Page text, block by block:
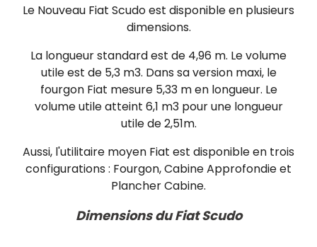
Le Nouveau Fiat Scudo est disponible en plusieurs
dimensions.
La longueur standard est de 4,96 m. Le volume
utile est de 5,3 m3. Dans sa version maxi, le
fourgon Fiat mesure 5,33 m en longueur. Le
volume utile atteint 6,1 m3 pour une longueur
utile de 2,51m.
Aussi, l'utilitaire moyen Fiat est disponible en trois
configurations : Fourgon, Cabine Approfondie et
Plancher Cabine.
Dimensions du Fiat Scudo